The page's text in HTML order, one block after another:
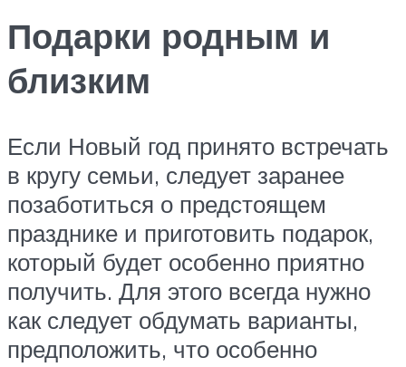
Подарки родным и
близким
Если Новый год принято встречать
в кругу семьи, следует заранее
позаботиться о предстоящем
празднике и приготовить подарок,
который будет особенно приятно
получить. Для этого всегда нужно
как следует обдумать варианты,
предположить, что особенно